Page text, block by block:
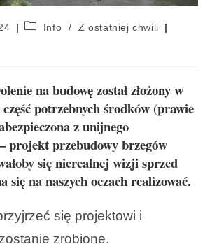
Info /
Z ostatniej chwili
na budowę został złożony w
potrzebnych środków (prawie
z unijnego
projekt przebudowy brzegów
się nierealnej wizji sprzed
się na naszych oczach realizować.
się projektowi i
zrobione.